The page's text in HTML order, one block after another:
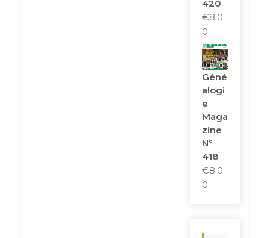
420
€8.0
0
Géné
Alogi
E
Maga
Zine
N°
418
€8.0
0